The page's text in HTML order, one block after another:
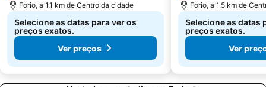
Forio, a 1.1 km de Centro da cidade
Selecione as datas para ver os
preços exatos.
Ver preços
Forio, a 1.5 km de
Selecione as datas
preços exatos.
Ver